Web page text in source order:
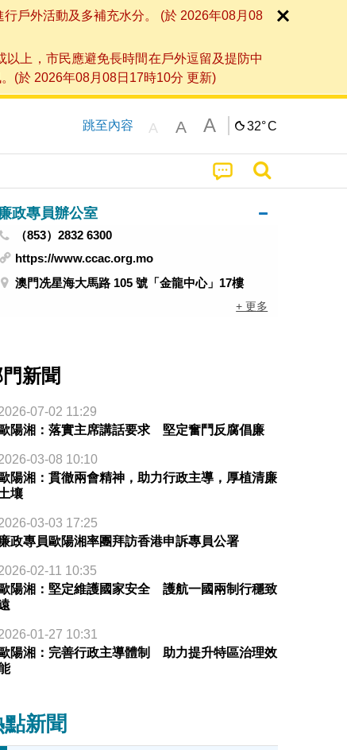
戶外活動及多補充水分。 (於 2026年08月08
上，市民應避免長時間在戶外逗留及提防中
(於 2026年08月08日17時10分 更新)
跳至內容 A A A 32°C
廉政專員辦公室
（853）2832 6300
https://www.ccac.org.mo
澳門冼星海大馬路 105 號「金龍中心」17樓
+ 更多
新聞
07-02 11:29
歐陽湘：落實主席講話要求 堅定奮鬥反腐倡廉
03-08 10:10
歐陽湘：貫徹兩會精神，助力行政主導，厚植清廉
壤
03-03 17:25
政專員歐陽湘率團拜訪香港申訴專員公署
02-11 10:35
歐陽湘：堅定維護國家安全 護航一國兩制行穩致
01-27 10:31
歐陽湘：完善行政主導體制 助力提升特區治理效
點新聞